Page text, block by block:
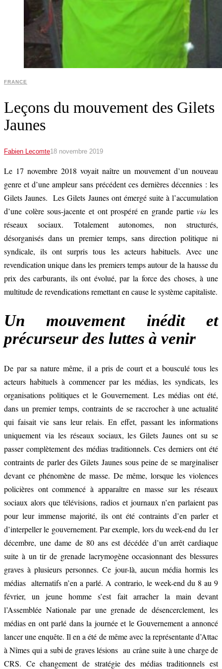
FRANCE
Leçons du mouvement des Gilets
Jaunes
Fabien Lecomte18 novembre 2019
Le 17 novembre 2018 voyait naître un mouvement d’un nouveau
genre et d’une ampleur sans précédent ces dernières décennies : les
Gilets Jaunes. Les Gilets Jaunes ont émergé suite à l’accumulation
d’une colère sous-jacente et ont prospéré en grande partieviales
réseaux sociaux. Totalement autonomes, non structurés,
désorganisés dans un premier temps, sans direction politique ni
syndicale, ils ont surpris tous les acteurs habituels. Avec une
revendication unique dans les premiers temps autour de la hausse du
prix des carburants, ils ont évolué, par la force des choses, à une
multitude de revendications remettant en cause le système capitaliste.
Un mouvement inédit et
précurseur des luttes à venir
De par sa nature même, il a pris de court et a bousculé tous les
acteurs habituels à commencer par les médias, les syndicats, les
organisations politiques et le Gouvernement. Les médias ont été,
dans un premier temps, contraints de se raccrocher à une actualité
qui faisait vie sans leur relais. En effet, passant les informations
uniquement via les réseaux sociaux, les Gilets Jaunes ont su se
passer complètement des médias traditionnels. Ces derniers ont été
contraints de parler des Gilets Jaunes sous peine de se marginaliser
devant ce phénomène de masse. De même, lorsque les violences
policières ont commencé à apparaître en masse sur les réseaux
sociaux alors que télévisions, radios et journaux n’en parlaient pas
pour leur immense majorité, ils ont été contraints d’en parler et
d’interpeller le gouvernement. Par exemple, lors du week-end du 1er
décembre, une dame de 80 ans est décédée d’un arrêt cardiaque
suite à un tir de grenade lacrymogène occasionnant des blessures
graves à plusieurs personnes. Ce jour-là, aucun média hormis les
médias alternatifs n’en a parlé. A contrario, le week-end du 8 au 9
février, un jeune homme s’est fait arracher la main devant
l’Assemblée Nationale par une grenade de désencerclement, les
médias en ont parlé dans la journée et le Gouvernement a annoncé
lancer une enquête. Il en a été de même avec la représentante d’Attac
à Nîmes qui a subi de graves lésions au crâne suite à une charge de
CRS. Ce changement de stratégie des médias traditionnels est